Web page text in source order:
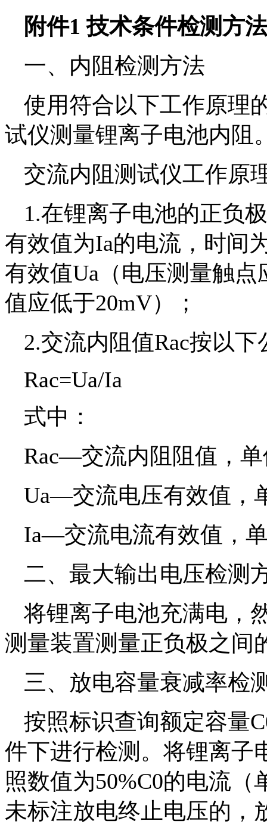
附件1 技术条件检测方法
一、内阻检测方法
使用符合以下工作原理
试仪测量锂离子电池内阻
交流内阻测试仪工作原
1.在锂离子电池的正负
有效值为Ia的电流，时间
有效值Ua（电压测量触
值应低于20mV）；
2.交流内阻值Rac按以下
Rac=Ua/Ia
式中：
Rac—交流内阻阻值，
Ua—交流电压有效值，
Ia—交流电流有效值，
二、最大输出电压检测
将锂离子电池充满电，
测量装置测量正负极之间
三、放电容量衰减率检
按照标识查询额定容量
件下进行检测。将锂离子
照数值为50%C0的电流
未标注放电终止电压的，